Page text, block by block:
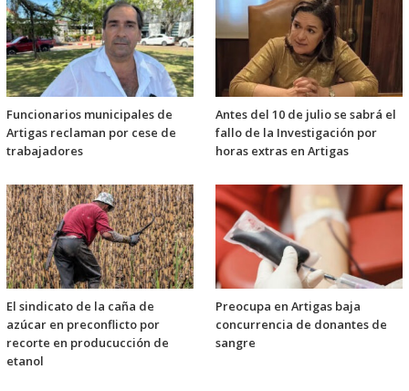
Funcionarios municipales de
Artigas reclaman por cese de
trabajadores
Antes del 10 de julio se sabrá el
fallo de la Investigación por
horas extras en Artigas
El sindicato de la caña de
azúcar en preconflicto por
recorte en producucción de
etanol
Preocupa en Artigas baja
concurrencia de donantes de
sangre